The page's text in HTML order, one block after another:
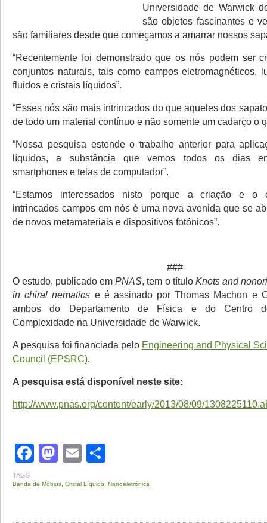
Universidade de Warwick
são objetos fascinantes e
são familiares desde que começamos a amarrar nossos
“Recentemente foi demonstrado que os nós podem ser
conjuntos naturais, tais como campos eletromagnéticos,
fluidos e cristais líquidos”.
“Esses nós são mais intrincados do que aqueles dos
de todo um material contínuo e não somente um cadarço o
“Nossa pesquisa estende o trabalho anterior para
líquidos, a substância que vemos todos os dias
smartphones e telas de computador”.
“Estamos interessados nisto porque a criação e o
intrincados campos em nós é uma nova avenida que se
de novos metamateriais e dispositivos fotônicos”.
###
O estudo, publicado emPNAS, tem o títuloKnots and
in chiral nematics e é assinado por Thomas Machon e
ambos do Departamento de Física e do Centro
Complexidade na Universidade de Warwick.
A pesquisa foi financiada pelo Engineering and Physical
Council (EPSRC).
A pesquisa está disponível neste site:
http://www.pnas.org/content/early/2013/08/09/
Facebook
Mastodon
Email
TAGS
Banda de Möbius, Cristal Líquido, Nanoeletrônica